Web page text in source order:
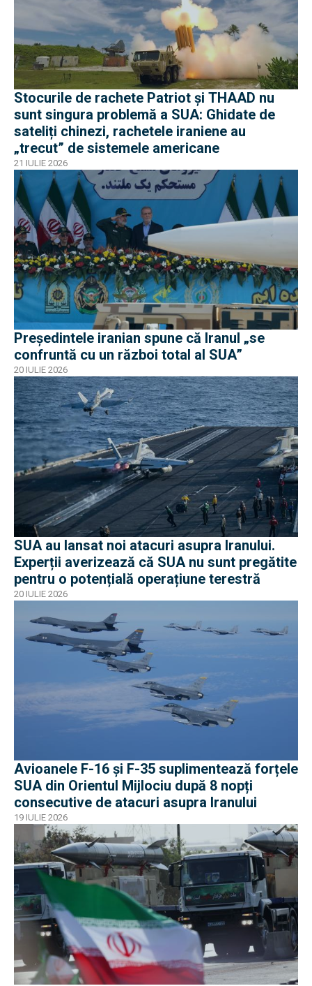
Stocurile de rachete Patriot și THAAD nu
sunt singura problemă a SUA: Ghidate de
sateliți chinezi, rachetele iraniene au
„trecut” de sistemele americane
21 IULIE 2026
Președintele iranian spune că Iranul „se
confruntă cu un război total al SUA”
20 IULIE 2026
SUA au lansat noi atacuri asupra Iranului.
Experții averizează că SUA nu sunt pregătite
pentru o potențială operațiune terestră
20 IULIE 2026
Avioanele F-16 și F-35 suplimentează forțele
SUA din Orientul Mijlociu după 8 nopți
consecutive de atacuri asupra Iranului
19 IULIE 2026